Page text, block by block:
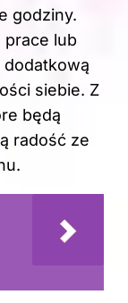
godziny.
prace lub
dodatkową
siebie. Z
będą
radość ze